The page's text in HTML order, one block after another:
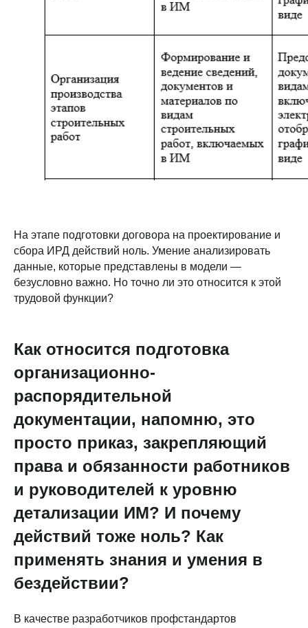
На этапе подготовки договора на проектирование и
сбора ИРД действий ноль. Умение анализировать
данные, которые представлены в модели —
безусловно важно. Но точно ли это относится к этой
трудовой функции?
Как относится подготовка
организационно-
распорядительной
документации, напомню, это
просто приказ, закрепляющий
права и обязанности работников
и руководителей к уровню
детализации ИМ? И почему
действий тоже ноль? Как
применять знания и умения в
бездействии?
В качестве разработчиков профстандартов